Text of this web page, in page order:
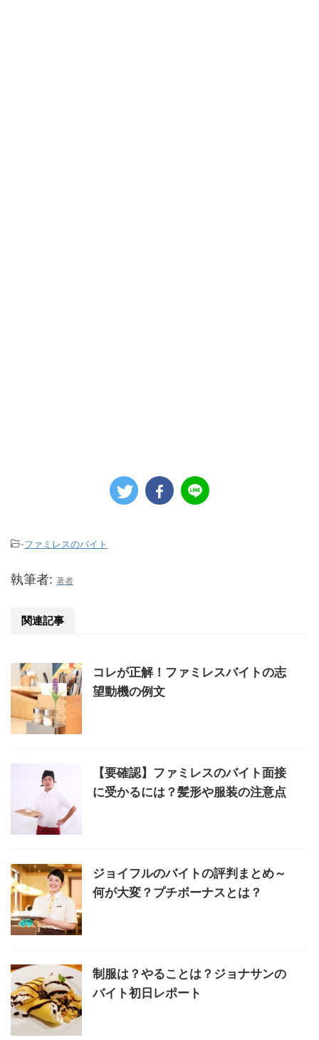
-ファミレスのバイト
執筆者: 著者
関連記事
コレが正解！ファミレスバイトの志
望動機の例文
【要確認】ファミレスのバイト面接
に受かるには？髪形や服装の注意点
ジョイフルのバイトの評判まとめ～
何が大変？プチボーナスとは？
制服は？やることは？ジョナサンの
バイト初日レポート